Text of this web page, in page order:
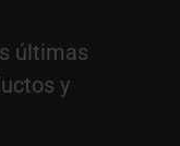
últimas
y